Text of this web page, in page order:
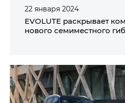
22 января 2024
EVOLUTE раскрывает
нового семиместного